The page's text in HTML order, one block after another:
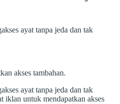
ayat tanpa jeda dan tak
akses tambahan.
ayat tanpa jeda dan tak
iklan untuk mendapatkan akses